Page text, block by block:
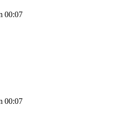
00:07
00:07